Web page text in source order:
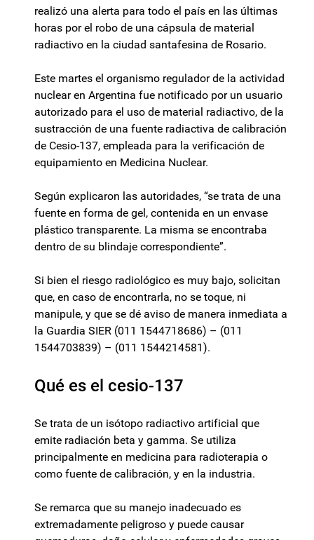
realizó una alerta para todo el país en las últimas
horas por el robo de una cápsula de material
radiactivo en la ciudad santafesina de Rosario.
Este martes el organismo regulador de la actividad
nuclear en Argentina fue notificado por un usuario
autorizado para el uso de material radiactivo, de la
sustracción de una fuente radiactiva de calibración
de Cesio-137, empleada para la verificación de
equipamiento en Medicina Nuclear.
Según explicaron las autoridades, “se trata de una
fuente en forma de gel, contenida en un envase
plástico transparente. La misma se encontraba
dentro de su blindaje correspondiente”.
Si bien el riesgo radiológico es muy bajo, solicitan
que, en caso de encontrarla, no se toque, ni
manipule, y que se dé aviso de manera inmediata a
la Guardia SIER (011 1544718686) – (011
1544703839) – (011 1544214581).
Qué es el cesio-137
Se trata de un isótopo radiactivo artificial que
emite radiación beta y gamma. Se utiliza
principalmente en medicina para radioterapia o
como fuente de calibración, y en la industria.
Se remarca que su manejo inadecuado es
extremadamente peligroso y puede causar